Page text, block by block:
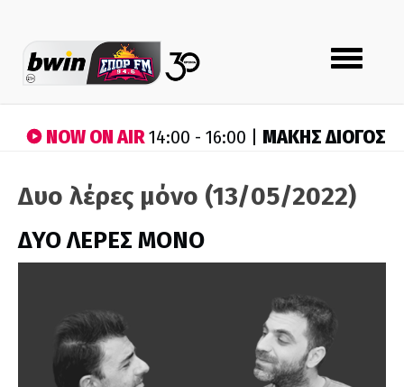
Toggle
navigation
NOW ON AIR14:00 - 16:00 | ΜΑΚΗΣ ΔΙΟΓΟΣ
Δυο λέρες μόνο (13/05/2022)
ΔΥΟ ΛΕΡΕΣ ΜΟΝΟ